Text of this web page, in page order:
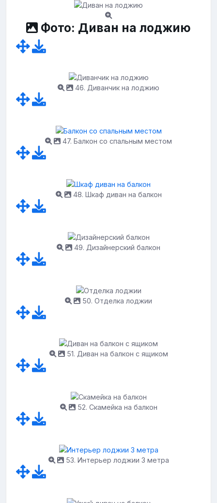
Фото: Диван на лоджию
46. Диванчик на лоджию
47. Балкон со спальным местом
48. Шкаф диван на балкон
49. Дизайнерский балкон
50. Отделка лоджии
51. Диван на балкон с ящиком
52. Скамейка на балкон
53. Интерьер лоджии 3 метра